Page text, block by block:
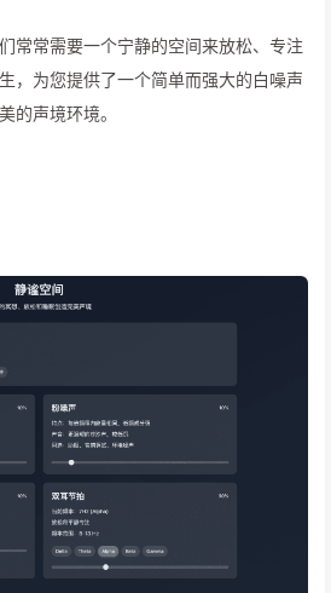
常常需要一个宁静的空间来放松、专注
，为您提供了一个简单而强大的白噪声
的声境环境。